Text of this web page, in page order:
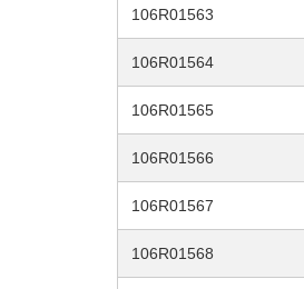
106R01563
106R01564
106R01565
106R01566
106R01567
106R01568